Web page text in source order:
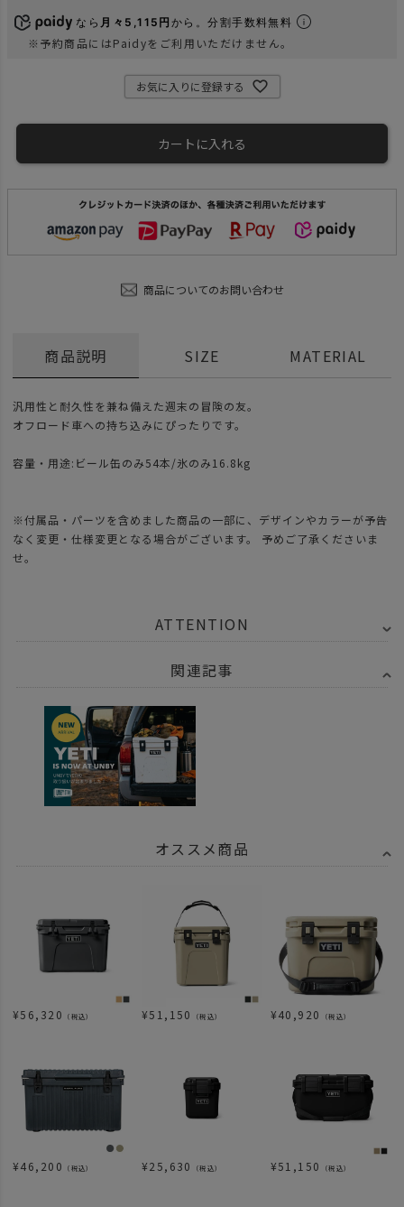
なら 月々5,115円 から。分割手数料無料
※予約商品にはPaidyをご利用いただけません。
お気に入りに登録する
カートに入れる
商品についてのお問い合わせ
商品説明
汎用性と耐久性を兼ね備えた週末の冒険の友。
オフロード車への持ち込みにぴったりです。
容量・用途:ビール缶のみ54本/氷のみ16.8kg
※付属品・パーツを含めました商品の一部に、デザインやカラーが予告
なく変更・仕様変更となる場合がございます。 予めご了承くださいま
せ。
SIZE MATERIAL
ATTENTION
関連記事
オススメ商品
¥56,320 （税込） ¥51,150 （税込） ¥40,920 （税込）
¥46,200 （税込） ¥25,630 （税込） ¥51,150 （税込）